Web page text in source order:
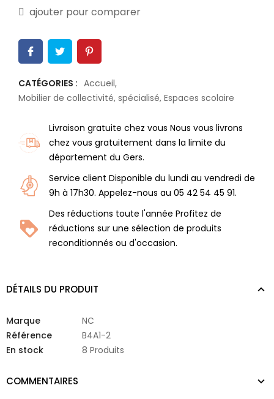
ajouter pour comparer
CATÉGORIES : Accueil,
Mobilier de collectivité, spécialisé, Espaces scolaire
Livraison gratuite chez vous Nous vous livrons
chez vous gratuitement dans la limite du
département du Gers.
Service client Disponible du lundi au vendredi de
9h à 17h30. Appelez-nous au 05 42 54 45 91.
Des réductions toute l'année Profitez de
réductions sur une sélection de produits
reconditionnés ou d'occasion.
DÉTAILS DU PRODUIT
Marque
NC
Référence
B4A1-2
En stock
8 Produits
COMMENTAIRES